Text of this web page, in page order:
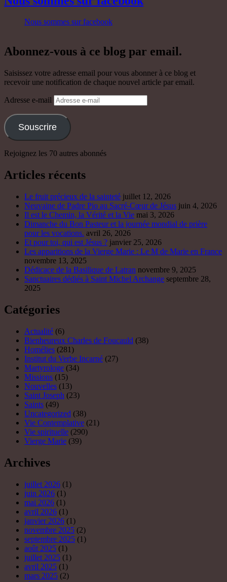
Souscrire
Articles récents
Le fruit précieux de la sainteté juillet 12, 2026
Neuvaine de Padre Pio au Sacré-Cœur de Jésus juin 4, 2026
Il est le Chemin, la Vérité et la Vie mai 3, 2026
Dimanche du Bon Pasteur et la journée mondial de prière
Et pour toi, qui est Jésus ?
Les apparitions de la Vierge Marie : Le M de Marie en France
novembre 13, 2025
Dédicace de la Basilique de Latran
Sanctuaires dédiés à Saint Michel Archange
Actualité(6)
Bienheureux Charles de Foucauld(38)
Homélies(281)
Institut du Verbe Incarné (27)
Martyrologe(34)
Missions(15)
Nouvelles (13)
Saint Joseph(23)
Saints(49)
Uncategorized
Vie spirituelle
Archives
juillet 2026(1)
juin 2026(1)
mai 2026 (1)
avril 2026 (1)
janvier 2026 (1)
novembre 2025
septembre 2025(1)
août 2025(1)
juillet 2025(1)
avril 2025(1)
février 2025
décembre 2024
novembre 2024
octobre 2024
septembre 2024
août 2024(3)
juillet 2024(5)
juin 2024(3)
mai 2024(4)
avril 2024(2)
mars 2024(4)
février 2024(6)